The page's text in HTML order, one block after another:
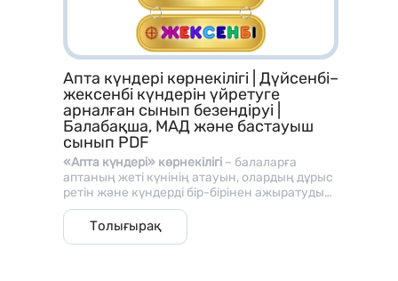
Апта күндері көрнекілігі | Дүйсенбі–
жексенбі күндерін үйретуге
арналған сынып безендіруі |
Балабақша, МАД және бастауыш
сынып PDF
«Апта күндері» көрнекілігі – балаларға
аптаның жеті күнінің атауын, олардың дұрыс
ретін және күндерді бір-бірінен ажыратуды
үйретуге арналған түрлі-түсті дидактикалық
материал. Жинақта
сәрсенбі, бейсенбі, жұма, сенбі және
Апта күндері.pdf
Толығырақ